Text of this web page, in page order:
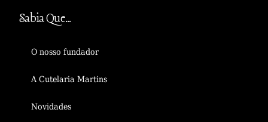
Sabia Que...
O nosso fundador
A Cutelaria Martins
Novidades